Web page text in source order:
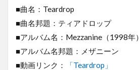
■曲名：Teardrop
■曲名邦題：ティアドロップ
■アルバム名：Mezzanine（1998年）
■アルバム名邦題：メザニーン
■動画リンク：
「Teardrop」